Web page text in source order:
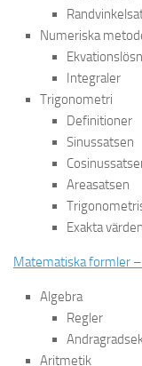
Numeriska
Integraler
Trigonometri
Definitioner
Sinussatsen
Areasatsen
Exakta värden
Matematiska formler –
Algebra
Regler
Aritmetik